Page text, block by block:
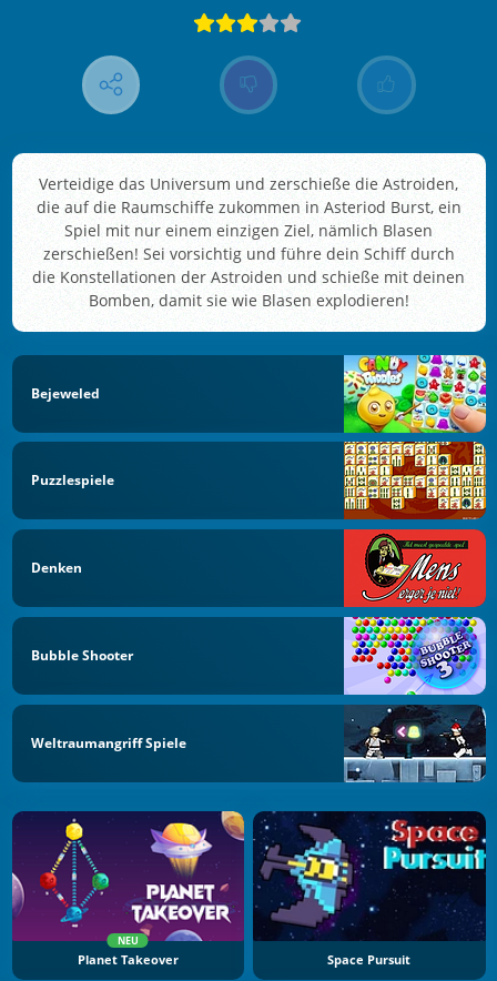
Verteidige das Universum und zerschieße die Astroiden,
die auf die Raumschiffe zukommen in Asteriod Burst, ein
Spiel mit nur einem einzigen Ziel, nämlich Blasen
zerschießen! Sei vorsichtig und führe dein Schiff durch
die Konstellationen der Astroiden und schieße mit deinen
Bomben, damit sie wie Blasen explodieren!
Bejeweled
Puzzlespiele
Denken
Bubble Shooter
Weltraumangriff Spiele
NEU
Planet Takeover Space Pursuit